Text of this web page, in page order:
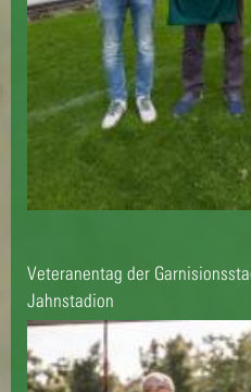
Veteranentag der
Jahnstadion